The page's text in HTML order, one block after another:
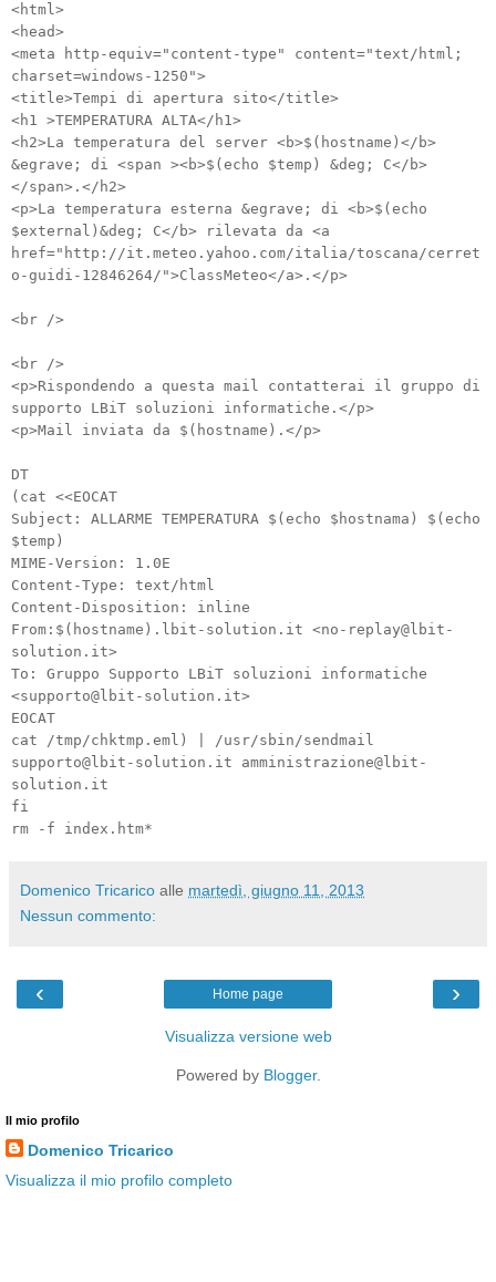
<html>
<head>
<meta http-equiv="content-type" content="text/html;
charset=windows-1250">
<title>Tempi di apertura sito</title>
<h1 >TEMPERATURA ALTA</h1>
<h2>La temperatura del server <b>$(hostname)</b>
&egrave; di <span ><b>$(echo $temp) &deg; C</b>
</span>.</h2>
<p>La temperatura esterna &egrave; di <b>$(echo
$external)&deg; C</b> rilevata da <a
href="http://it.meteo.yahoo.com/italia/toscana/cerret
o-guidi-12846264/">ClassMeteo</a>.</p>
<br />
<br />
<p>Rispondendo a questa mail contatterai il gruppo di
supporto LBiT soluzioni informatiche.</p>
<p>Mail inviata da $(hostname).</p>
DT
(cat <<EOCAT
Subject: ALLARME TEMPERATURA $(echo $hostnama) $(echo
$temp)
MIME-Version: 1.0E
Content-Type: text/html
Content-Disposition: inline
From:$(hostname).lbit-solution.it <no-replay@lbit-
solution.it>
To: Gruppo Supporto LBiT soluzioni informatiche
<supporto@lbit-solution.it>
EOCAT
cat /tmp/chktmp.eml) | /usr/sbin/sendmail
supporto@lbit-solution.it amministrazione@lbit-
solution.it
fi
rm -f index.htm*
Domenico Tricarico alle martedì, giugno 11, 2013
Nessun commento:
‹ ›
Home page
Visualizza versione web
Powered by Blogger.
Il mio profilo
Domenico Tricarico
Visualizza il mio profilo completo